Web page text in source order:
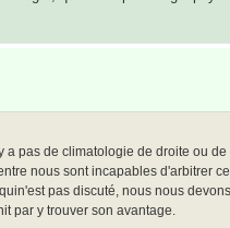
a pas de climatologie de droite ou
nous sont incapables d'arbitrer
pas discuté, nous nous
par y trouver son avantage.